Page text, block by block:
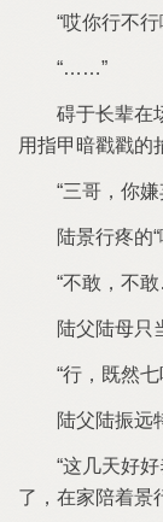
哎
碍于长辈
用指甲暗戳戳
三哥 嫌
疼
敢 敢
父 母只
既然
父 振远
几天
家陪着